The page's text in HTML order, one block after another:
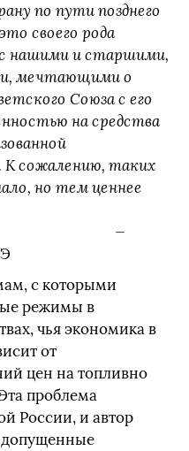
по пути позднего
своего рода
с нашими и старшими,
мечтающими о
Союза с его
на средства
сожалению, таких
но тем ценнее
с которыми
режимы в
чья экономика в
от
цен на топливно
проблема
России, и автор
допущенные